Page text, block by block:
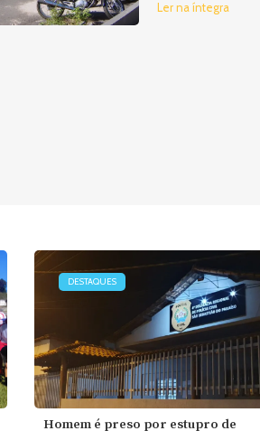
Ler na íntegra
DESTAQUES
Homem é preso por estupro de